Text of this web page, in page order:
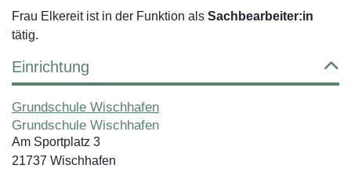
Frau Elkereit ist in der Funktion als Sachbearbeiter:in
tätig.
Einrichtung
Grundschule Wischhafen
Grundschule Wischhafen
Am Sportplatz 3
21737 Wischhafen